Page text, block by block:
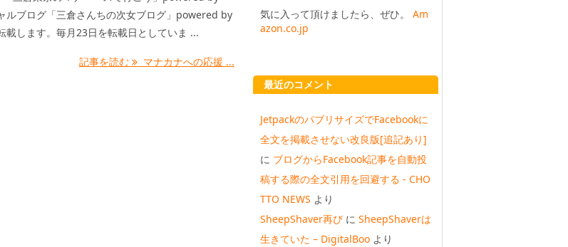
ルブログ「三倉さんちの次女ブログ」powered by
します。毎月23日を転載日としていま ...
記事を読む マナカナへの応援 ...
気に入って頂けましたら、ぜひ。 Am
azon.co.jp
最近のコメント
JetpackのパブリサイズでFacebookに
全文を掲載させない改良版[追記あり]
に ブログからFacebook記事を自動投
稿する際の全文引用を回避する - CHO
TTO NEWS より
SheepShaver再び に SheepShaverは
生きていた – DigitalBoo より